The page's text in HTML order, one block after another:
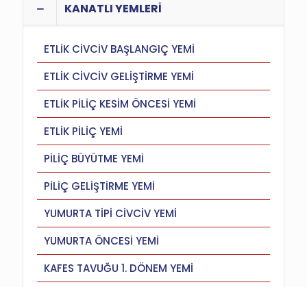
KANATLI YEMLERİ
ETLİK CİVCİV BAŞLANGIÇ YEMİ
ETLİK CİVCİV GELİŞTİRME YEMİ
ETLİK PİLİÇ KESİM ÖNCESİ YEMİ
ETLİK PİLİÇ YEMİ
PİLİÇ BÜYÜTME YEMİ
PİLİÇ GELİŞTİRME YEMİ
YUMURTA TİPİ CİVCİV YEMİ
YUMURTA ÖNCESİ YEMİ
KAFES TAVUĞU 1. DÖNEM YEMİ